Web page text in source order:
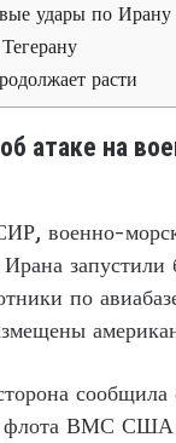
удары по Ирану
расти
атаке на
военно-
запустили
по
сообщила
флота ВМС США